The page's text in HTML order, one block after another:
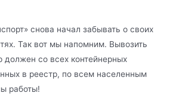
снова начал забывать о своих
Так вот мы напомним. Вывозить
должен со всех контейнерных
в реестр, по всем населенным
работы!